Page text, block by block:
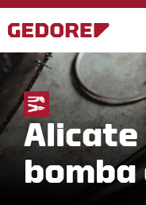
Alicate
bomba